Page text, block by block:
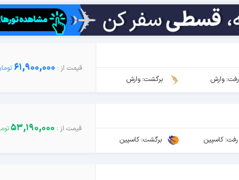
رفت: وارش برگشت: وارش
61,900,000
رفت: کاسپین برگشت: کاسپین
53,190,000